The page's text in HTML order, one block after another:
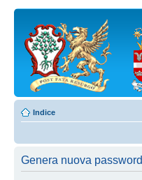
Indice
Genera nuova password